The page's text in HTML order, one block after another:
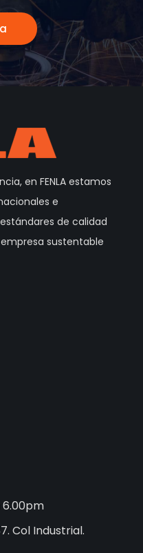
en FENLA estamos
e
de calidad
sustentable
6.00pm
Col Industrial.